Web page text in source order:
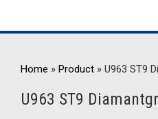
Home » Product » U963 ST9
U963 ST9